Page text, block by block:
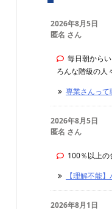
2026年8月5日
匿名 さん
毎日朝から
ろんな階級の人
専業さんって
2026年8月5日
匿名 さん
100％以上
【理解不能
2026年8月1日